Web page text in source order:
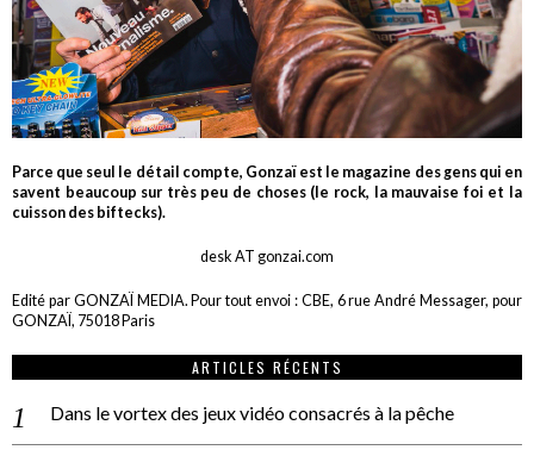
Parce que seul le détail compte, Gonzaï est le magazine des gens qui en
savent beaucoup sur très peu de choses (le rock, la mauvaise foi et la
cuisson des biftecks).
desk AT gonzai.com
Edité par GONZAÏ MEDIA. Pour tout envoi : CBE, 6 rue André Messager, pour
GONZAÏ, 75018 Paris
ARTICLES RÉCENTS
Dans le vortex des jeux vidéo consacrés à la pêche